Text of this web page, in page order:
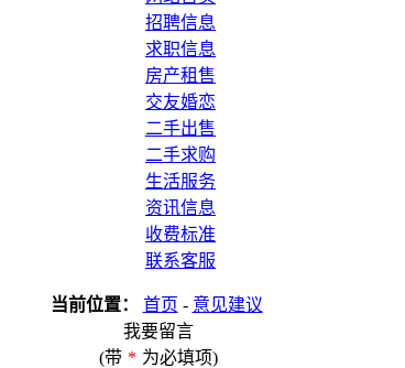
招聘信息
求职信息
房产租售
交友婚恋
二手出售
二手求购
生活服务
资讯信息
收费标准
联系客服
当前位置： 首页 - 意见建议
我要留言
(带 * 为必填项)